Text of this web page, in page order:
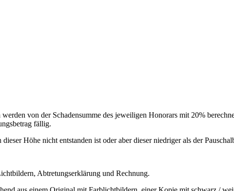
von der Schadensumme des jeweiligen Honorars mit 20%
fällig.
Höhe nicht entstanden ist oder aber dieser niedriger als der
Abtretungserklärung und Rechnung.